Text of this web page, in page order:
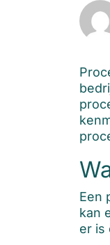
Een
kan
er is